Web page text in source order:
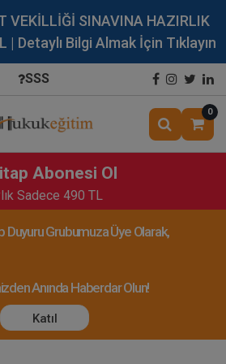
VEKİLLİĞİ SINAVINA HAZIRLIK
| Detaylı Bilgi Almak İçin Tıklayın
SSS
0
Abonesi Ol
Sadece 490 TL
Duyuru Grubumuza Üye Olarak,
Anında Haberdar Olun!
Katıl